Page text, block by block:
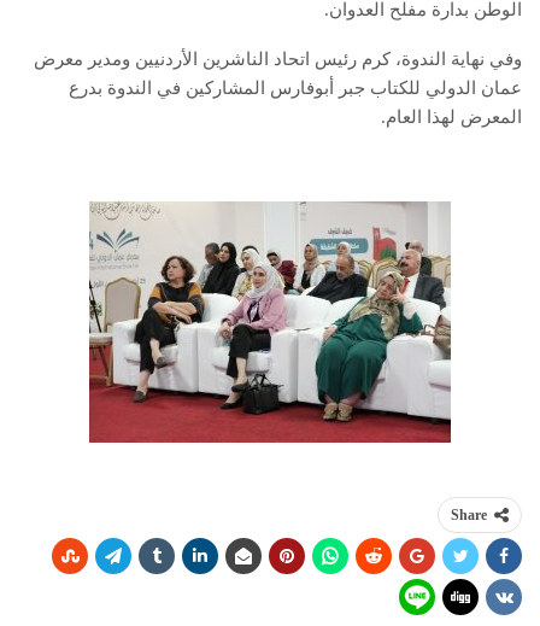
الوطن بدارة مفلح العدوان.
وفي نهاية الندوة، كرم رئيس اتحاد الناشرين الأردنيين ومدير معرض
عمان الدولي للكتاب جبر أبوفارس المشاركين في الندوة بدرع
المعرض لهذا العام.
Share